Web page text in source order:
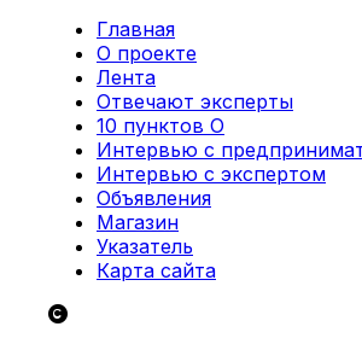
Главная
О проекте
Лента
Отвечают эксперты
10 пунктов О
Интервью с
Интервью с экспертом
Объявления
Магазин
Указатель
Карта сайта